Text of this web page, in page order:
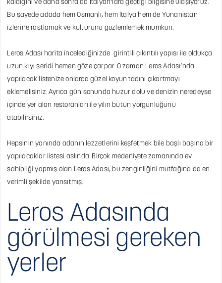
kaldığını ve daha sonra da İtalyan’lara geçtiği bilgisine ulaşıyoruz.
Bu sayede adada hem Osmanlı, hem İtalya hem de Yunanistan
izlerine rastlamak ve kültürünü gözlemlemek mümkün.
Leros Adası harita incelediğinizde girintili çıkıntılı yapısı ile oldukça
uzun kıyı şeridi hemen göze çarpar. O zaman Leros Adası’nda
yapılacak listenize onlarca güzel koyun tadını çıkartmayı
eklemelisiniz. Ayrıca gün sonunda huzur dolu ve denizin neredeyse
içinde yer alan restoranları ile yılın bütün yorgunluğunu
atabilirsiniz.
Hepsinin yanında adanın lezzetlerini keşfetmek bile başlı başına bir
yapılacaklar listesi aslında. Birçok medeniyete zamanında ev
sahipliği yapmış olan Leros Adası, bu zenginliğini mutfağına da en
verimli şekilde yansıtmış.
Leros Adasında
görülmesi gereken
yerler